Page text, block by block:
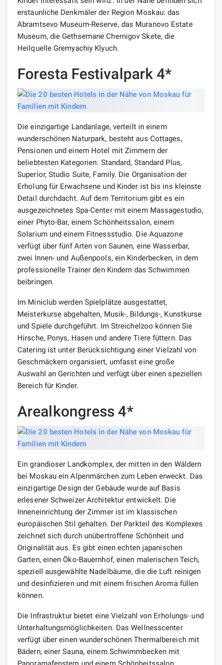
erstaunliche Denkmäler der Region Moskau: das
Abramtsevo Museum-Reserve, das Muranovo Estate
Museum, die Gethsemane Chernigov Skete, die
Heilquelle Gremyachiy Klyuch.
Foresta Festivalpark 4*
Die einzigartige Landanlage, verteilt in einem
wunderschönen Naturpark, besteht aus Cottages,
Pensionen und einem Hotel mit Zimmern der
beliebtesten Kategorien: Standard, Standard Plus,
Superior, Studio Suite, Family. Die Organisation der
Erholung für Erwachsene und Kinder ist bis ins kleinste
Detail durchdacht. Auf dem Territorium gibt es ein
ausgezeichnetes Spa-Center mit einem Massagestudio,
einer Phyto-Bar, einem Schönheitssalon, einem
Solarium und einem Fitnessstudio. Die Aquazone
verfügt über fünf Arten von Saunen, eine Wasserbar,
zwei Innen- und Außenpools, ein Kinderbecken, in dem
professionelle Trainer den Kindern das Schwimmen
beibringen.
Im Miniclub werden Spielplätze ausgestattet,
Meisterkurse abgehalten, Musik-, Bildungs-, Kunstkurse
und Spiele durchgeführt. Im Streichelzoo können Sie
Hirsche, Ponys, Hasen und andere Tiere füttern. Das
Catering ist unter Berücksichtigung einer Vielzahl von
Geschmäckern organisiert, umfasst eine große
Auswahl an Gerichten und verfügt über einen speziellen
Bereich für Kinder.
Arealkongress 4*
Ein grandioser Landkomplex, der mitten in den Wäldern
bei Moskau ein Alpenmärchen zum Leben erweckt. Das
einzigartige Design der Gebäude wurde auf Basis
erlesener Schweizer Architektur entwickelt. Die
Inneneinrichtung der Zimmer ist im klassischen
europäischen Stil gehalten. Der Parkteil des Komplexes
zeichnet sich durch unübertroffene Schönheit und
Originalität aus. Es gibt einen echten japanischen
Garten, einen Öko-Bauernhof, einen malerischen Teich,
speziell ausgewählte Nadelbäume, die die Luft reinigen
und desinfizieren und mit einem frischen Aroma füllen
können.
Die Infrastruktur bietet eine Vielzahl von Erholungs- und
Unterhaltungsmöglichkeiten. Das Wellnesscenter
verfügt über einen wunderschönen Thermalbereich mit
Bädern, einer Sauna, einem Schwimmbecken mit